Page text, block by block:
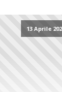
13 Aprile